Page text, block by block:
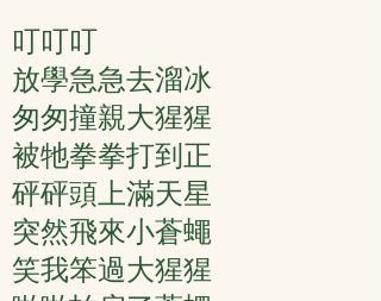
叮叮叮
放學急急去溜冰
匆匆撞親大猩猩
被牠拳拳打到正
砰砰頭上滿天星
突然飛來小蒼蠅
笑我笨過大猩猩